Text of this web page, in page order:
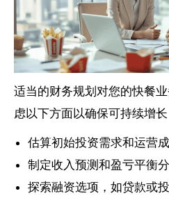
适当的财务规划对您的快餐
虑以下方面以确保可持续增长
估算初始投资需求和运营
制定收入预测和盈亏平衡
探索融资选项，如贷款或